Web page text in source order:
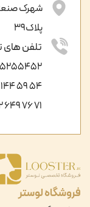
فروشگاه لوستر
شهرک
پلاک39
تلفن
54 59 144 0901
71 76 649 0912